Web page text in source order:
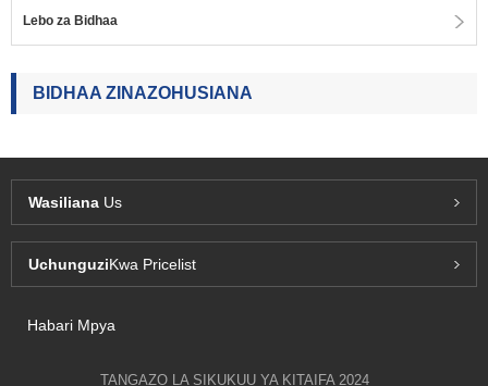
Lebo za Bidhaa
BIDHAA ZINAZOHUSIANA
Wasiliana Us
UchunguziKwa Pricelist
Habari Mpya
TANGAZO LA SIKUKUU YA KITAIFA 2024